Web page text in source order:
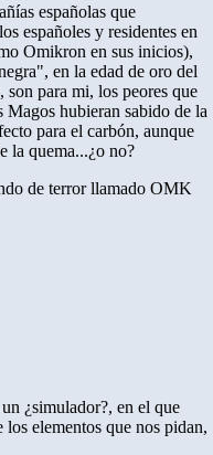
españolas que
españoles y residentes en
Omikron en sus inicios),
en la edad de oro del
para mi, los peores que
hubieran sabido de la
para el carbón, aunque
la quema...¿o no?
de terror llamado OMK
¿simulador?, en el que
elementos que nos pidan,